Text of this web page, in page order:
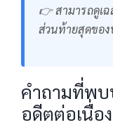
👉 สามารถดูเ
ส่วนท้ายสุดขอ
คำถามที่พบ
อดีตต่อเนื่อ